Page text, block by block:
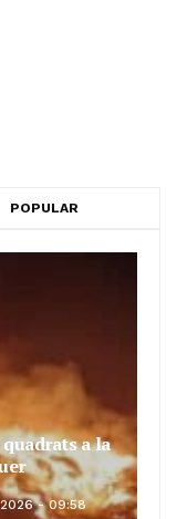
POPULAR
a la
- 09:58